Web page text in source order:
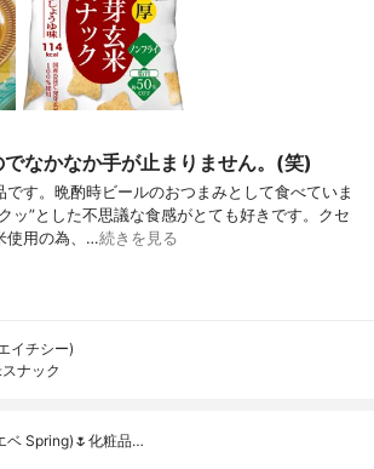
なかなか手が止まりません。(笑)
す。晩酌時ビールのおつまみとして食べていま
ッ”とした不思議な食感がとても好きです。クセ
使用の為、…続きを見る
イチシー)
ナック
ベ Spring)🌷化粧品…